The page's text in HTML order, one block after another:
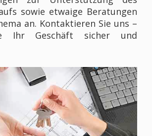
sowie etwaige Beratungen
an. Kontaktieren Sie uns –
Ihr Geschäft sicher und